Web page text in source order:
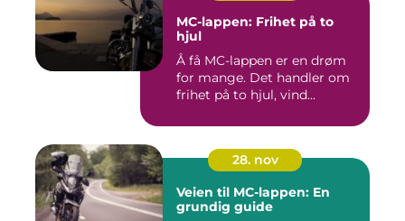
MC-lappen: Frihet på to
hjul
Å få MC-lappen er en drøm
for mange. Det handler om
frihet på to hjul, vind...
28. nov
Veien til MC-lappen: En
grundig guide